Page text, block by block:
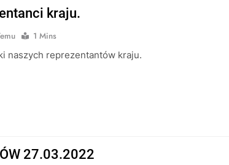
kraju.
1 Mins
naszych reprezentantów kraju.
27.03.2022